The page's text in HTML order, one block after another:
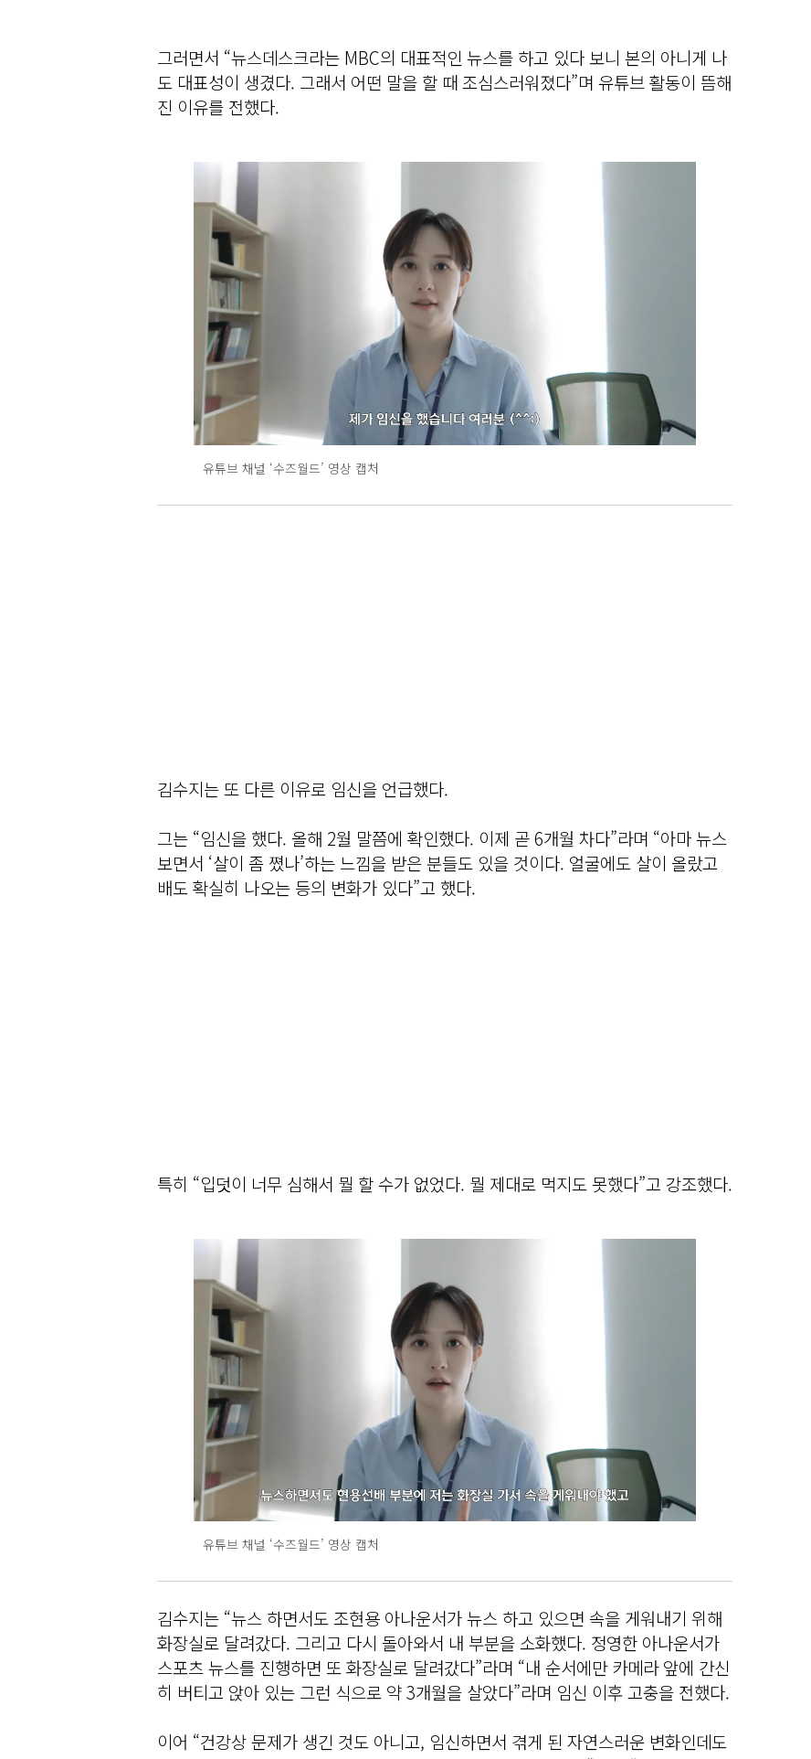
그러면서 “뉴스데스크라는 MBC의 대표적인 뉴스를 하고 있다 보니 본의 아니게 나
도 대표성이 생겼다. 그래서 어떤 말을 할 때 조심스러워졌다”며 유튜브 활동이 뜸해
진 이유를 전했다.
유튜브 채널 ‘수즈월드’ 영상 캡처
김수지는 또 다른 이유로 임신을 언급했다.
그는 “임신을 했다. 올해 2월 말쯤에 확인했다. 이제 곧 6개월 차다”라며 “아마 뉴스
보면서 ‘살이 좀 쪘나’하는 느낌을 받은 분들도 있을 것이다. 얼굴에도 살이 올랐고
배도 확실히 나오는 등의 변화가 있다”고 했다.
특히 “입덧이 너무 심해서 뭘 할 수가 없었다. 뭘 제대로 먹지도 못했다”고 강조했다.
유튜브 채널 ‘수즈월드’ 영상 캡처
김수지는 “뉴스 하면서도 조현용 아나운서가 뉴스 하고 있으면 속을 게워내기 위해
화장실로 달려갔다. 그리고 다시 돌아와서 내 부분을 소화했다. 정영한 아나운서가
스포츠 뉴스를 진행하면 또 화장실로 달려갔다”라며 “내 순서에만 카메라 앞에 간신
히 버티고 앉아 있는 그런 식으로 약 3개월을 살았다”라며 임신 이후 고충을 전했다.
이어 “건강상 문제가 생긴 것도 아니고, 임신하면서 겪게 된 자연스러운 변화인데도